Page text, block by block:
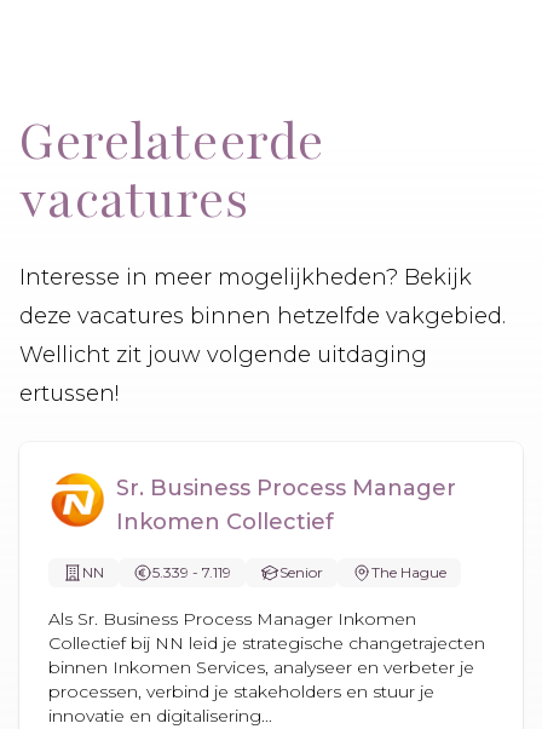
Gerelateerde
vacatures
Interesse in meer mogelijkheden? Bekijk
deze vacatures binnen hetzelfde vakgebied.
Wellicht zit jouw volgende uitdaging
ertussen!
Sr. Business Process Manager
Inkomen Collectief
NN 5.339 - 7.119 Senior The Hague
Als Sr. Business Process Manager Inkomen
Collectief bij NN leid je strategische changetrajecten
binnen Inkomen Services, analyseer en verbeter je
processen, verbind je stakeholders en stuur je
innovatie en digitalisering...